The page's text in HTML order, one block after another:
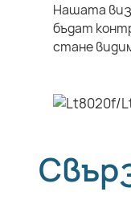
Нашата
бъдат
стане